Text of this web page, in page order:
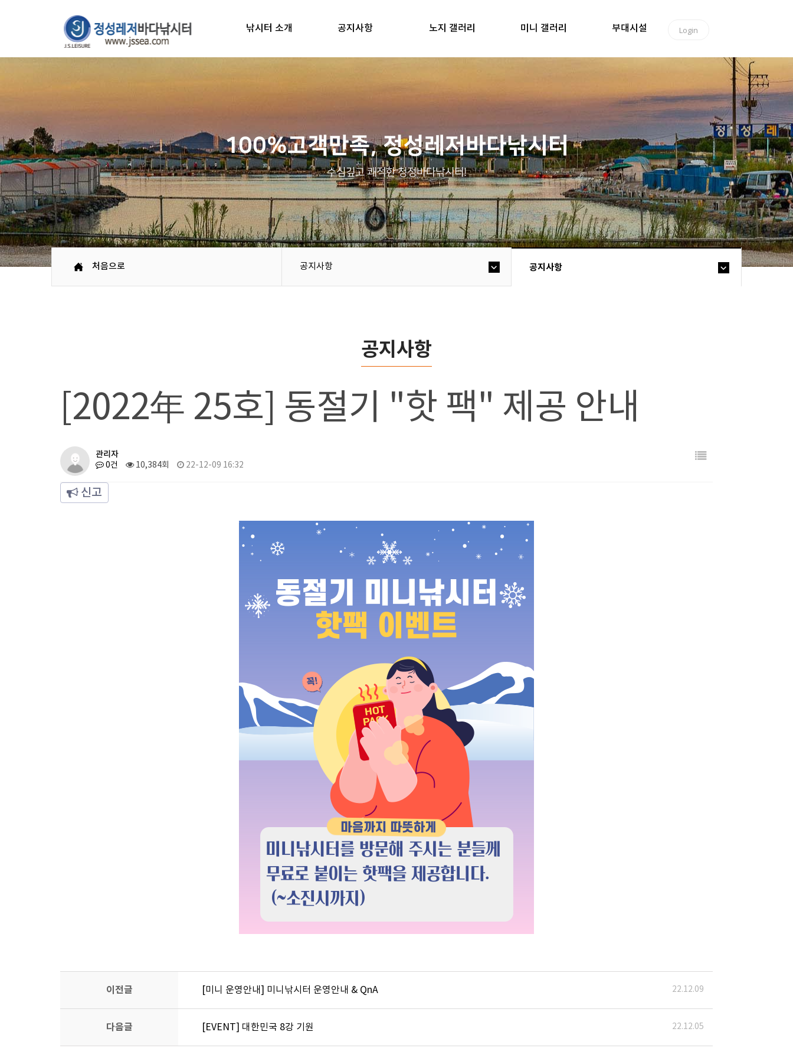
낚시터 소개 공지사항 노지 갤러리 미니 갤러리 부대시설 Login
100%고객만족, 정성레저바다낚시터
수심깊고 쾌적한 청정바다낚시터!
처음으로 공지사항 공지사항
공지사항
[2022年 25호] 동절기 "핫 팩" 제공 안내
관리자
0건 10,384회 22-12-09 16:32
신고
이전글 [미니 운영안내] 미니낚시터 운영안내 & QnA 22.12.09
다음글 [EVENT] 대한민국 8강 기원 22.12.05